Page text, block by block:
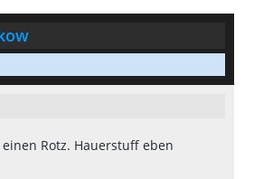
Rotz. Hauerstuff eben